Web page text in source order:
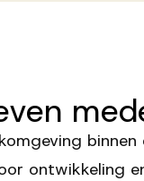
ontwikkeling